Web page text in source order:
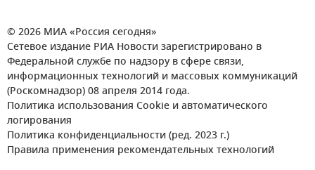
© 2026 МИА «Россия сегодня»
Сетевое издание РИА Новости зарегистрировано в
Федеральной службе по надзору в сфере связи,
информационных технологий и массовых коммуникаций
(Роскомнадзор) 08 апреля 2014 года.
Политика использования Cookie и автоматического
логирования
Политика конфиденциальности (ред. 2023 г.)
Правила применения рекомендательных технологий